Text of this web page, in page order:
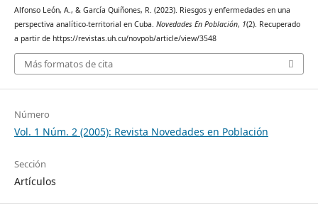
Alfonso León, A., & García Quiñones, R. (2023). Riesgos y enfermedades en una
perspectiva analítico-territorial en Cuba. Novedades En Población, 1(2). Recuperado
a partir de https://revistas.uh.cu/novpob/article/view/3548
Más formatos de cita
Número
Vol. 1 Núm. 2 (2005): Revista Novedades en Población
Sección
Artículos